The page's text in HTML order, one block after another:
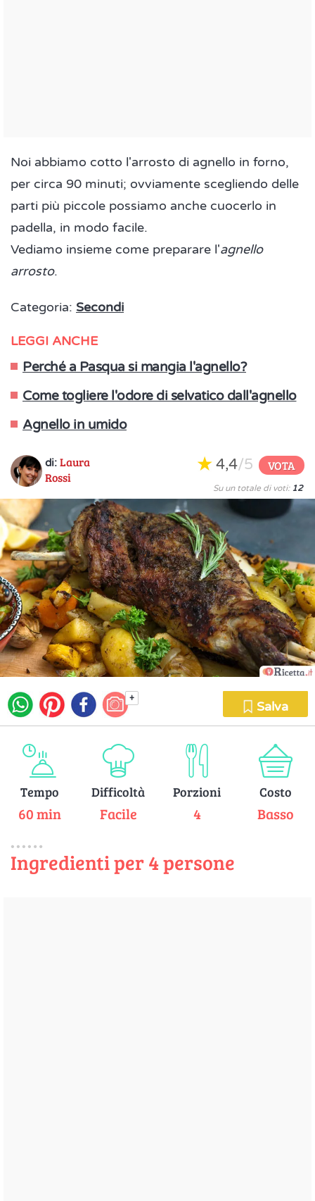
Noi abbiamo cotto l'arrosto di agnello in forno,
per circa 90 minuti; ovviamente scegliendo delle
parti più piccole possiamo anche cuocerlo in
padella, in modo facile.
Vediamo insieme come preparare l'agnello
arrosto.
Categoria: Secondi
LEGGI ANCHE
Perché a Pasqua si mangia l'agnello?
Come togliere l'odore di selvatico dall'agnello
Agnello in umido
di: Laura
Rossi
4,4/5 VOTA
Su un totale di voti: 12
+
Salva
Tempo
60 min
Difficoltà
Facile
Porzioni
4
Costo
Basso
Ingredienti per 4 persone